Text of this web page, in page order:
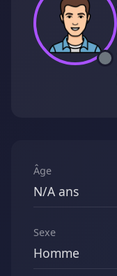
Âge
N/A ans
Sexe
Homme